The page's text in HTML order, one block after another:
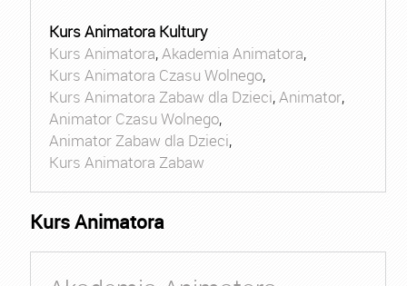
Kurs Animatora Kultury
Kurs Animatora,Akademia Animatora,
Kurs Animatora Czasu Wolnego,
Kurs Animatora Zabaw dla Dzieci,Animator,
Animator Czasu Wolnego,
Animator Zabaw dla Dzieci,
Kurs Animatora Zabaw
Kurs Animatora